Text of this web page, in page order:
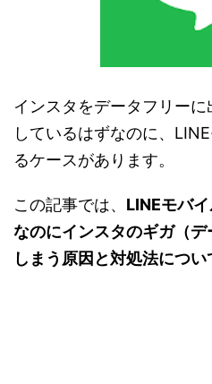
インスタをデータフリー
しているはずなのに、
るケースがあります。
この記事では、 LINEモバ
なのにインスタのギガ（
しまう原因と対処法につい